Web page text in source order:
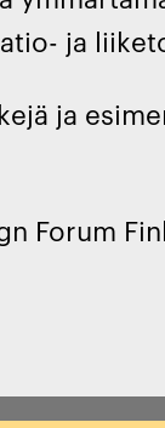
ja
ja
Forum